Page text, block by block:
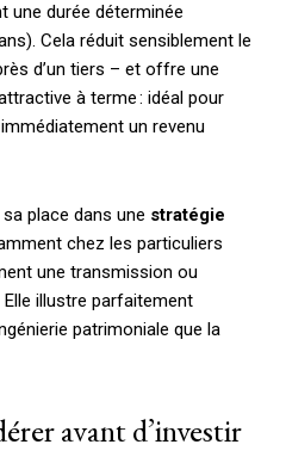
une durée déterminée
Cela réduit sensiblement le
d’un tiers – et offre une
à terme : idéal pour
un revenu
place dans une stratégie
chez les particuliers
une transmission ou
Elle illustre parfaitement
patrimoniale que la
avant d’investir